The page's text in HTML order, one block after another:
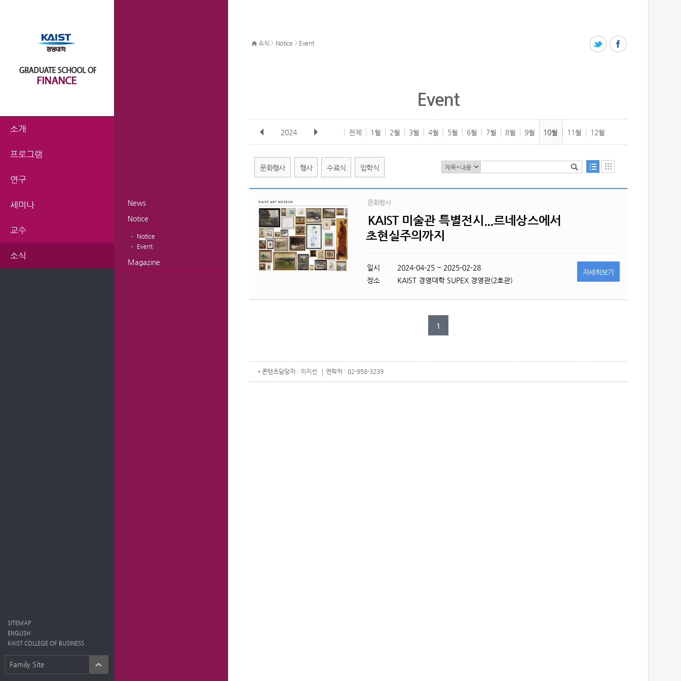
SITEMAP
ENGLISH
KAIST COLLEGE OF BUSINESS
Family Site
소개
프로그램
연구
세미나
교수
소식
News
Notice
Notice
Event
Magazine
소식 > Notice > Event
Event
2024 전체 1월 2월 3월 4월 5월 6월 7월 8월 9월 10월 11월 12월
문화행사 행사 수료식 입학식
문화행사
KAIST 미술관 특별전시...르네상스에서
초현실주의까지
일시
2024-04-25 ~ 2025-02-28
장소
KAIST 경영대학 SUPEX 경영관(2호관)
자세히 보기
1
콘텐츠담당자 : 이지선 연락처 : 02-958-3239